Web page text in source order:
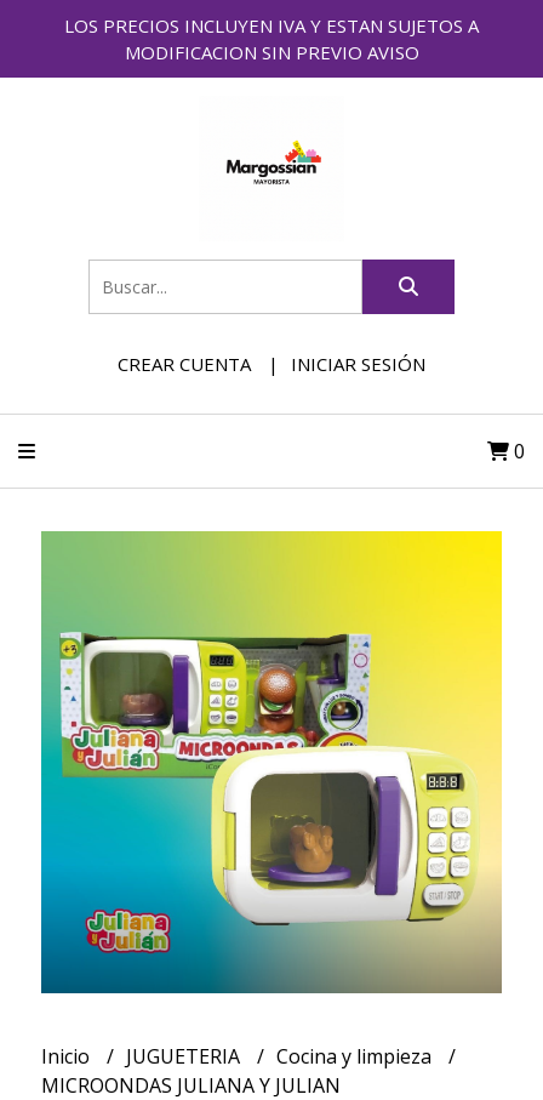
LOS PRECIOS INCLUYEN IVA Y ESTAN SUJETOS A
MODIFICACION SIN PREVIO AVISO
CREAR CUENTA INICIAR SESIÓN
0
Inicio JUGUETERIA
Cocina y limpieza
MICROONDAS JULIANA Y JULIAN